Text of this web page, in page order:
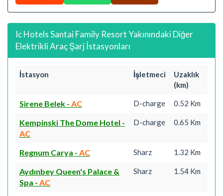
Ic Hotels Santai Family Resort Yakınındaki Diğer
Elektrikli Araç Şarj İstasyonları
İstasyon İşletmeci
Uzaklık
(km)
Sirene Belek - AC D-charge 0.52 Km
Kempinski The Dome Hotel -
AC
D-charge 0.65 Km
Regnum Carya - AC Sharz 1.32 Km
Aydınbey Queen's Palace &
Spa - AC
Sharz 1.54 Km